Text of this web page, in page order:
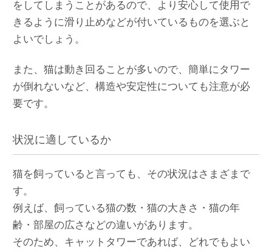
をしてしまうことがあるので、より安心して使用で
きるように滑り止めなどが付いているものを選ぶと
よいでしょう。
また、猫は動き回ることが多いので、簡単にタワー
が倒れないなど、構造や安定性についても注意が必
要です。
状況に適しているか
猫を飼っていると言っても、その状況はさまざまで
す。
例えば、飼っている猫の数・猫の大きさ・猫の年
齢・部屋の広さなどの違いがあります。
そのため、キャットタワーであれば、どれでもよい